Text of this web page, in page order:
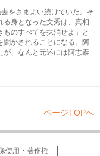
をさまよい続けていた。そ
身となった文秀は、真相
のすべてを抹消せよ」と
聞かされることになる。阿
が、なんと元述には阿志泰
ページTOPへ
使用・著作権